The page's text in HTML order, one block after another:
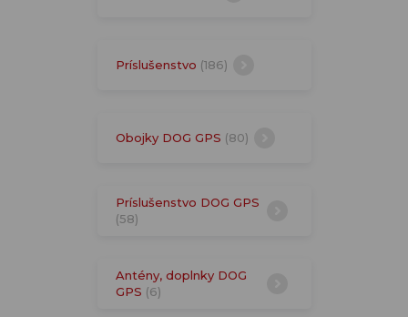
Príslušenstvo (186)
Obojky DOG GPS (80)
Príslušenstvo DOG GPS
(58)
Antény, doplnky DOG
GPS (6)